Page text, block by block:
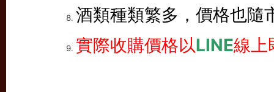
酒類種類繁多，價格也隨
實際收購價格以LINE線上